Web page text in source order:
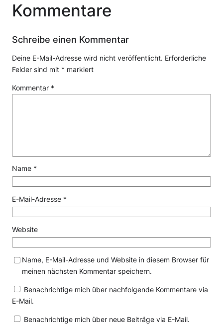
Kommentare
Schreibe einen Kommentar
Deine E-Mail-Adresse wird nicht veröffentlicht. Erforderliche
Felder sind mit * markiert
Kommentar *
Name *
E-Mail-Adresse *
Website
Name, E-Mail-Adresse und Website in diesem Browser für
meinen nächsten Kommentar speichern.
Benachrichtige mich über nachfolgende Kommentare via
E-Mail.
Benachrichtige mich über neue Beiträge via E-Mail.